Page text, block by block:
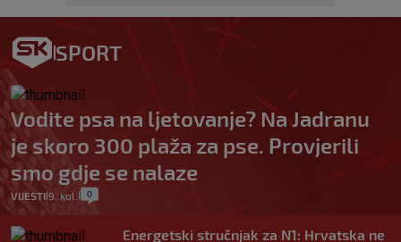
SPORT
Vodite psa na ljetovanje? Na Jadranu
je skoro 300 plaža za pse. Provjerili
smo gdje se nalaze
VIJESTI 9. kol. 0
Energetski stručnjak za N1: Hrvatska ne